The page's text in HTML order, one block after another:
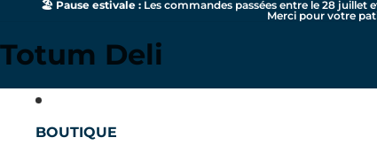
🏖️ Pause estivale :Les commandes passées entre le 28 juillet
Merci pour votre
Totum Deli
BOUTIQUE